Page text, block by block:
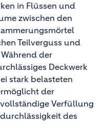
in Flüssen und
zwischen den
Teilverguss und
der
Deckwerk
stark belasteten
der
Verfüllung
des